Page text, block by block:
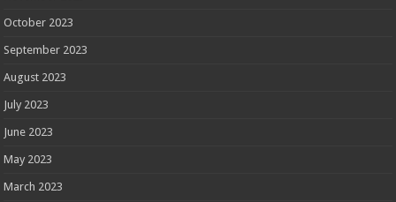
October 2023
September 2023
August 2023
July 2023
June 2023
May 2023
March 2023